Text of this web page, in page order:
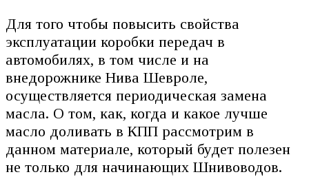
Для того чтобы повысить свойства
эксплуатации коробки передач в
автомобилях, в том числе и на
внедорожнике Нива Шевроле,
осуществляется периодическая замена
масла. О том, как, когда и какое лучше
масло доливать в КПП рассмотрим в
данном материале, который будет полезен
не только для начинающих Шнивоводов.